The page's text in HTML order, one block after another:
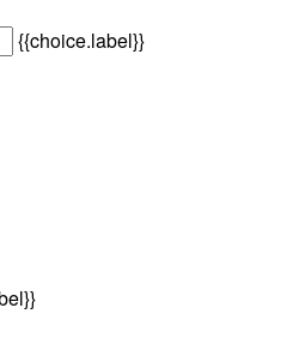
{{choice.label}}